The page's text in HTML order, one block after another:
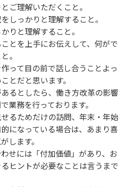
ご理解いただくこと。
しっかりと理解すること。
りと理解すること。
とを上手にお伝えして、何がで
。
って目の前で話し合うことよっ
とだと思います。
るとしたら、働き方改革の影響
業務を行っております。
るためだけの訪問、年末・年始
になっている場合は、あまり喜
します。
せには「付加価値」があり、お
ヒントが必要なことは言うまで